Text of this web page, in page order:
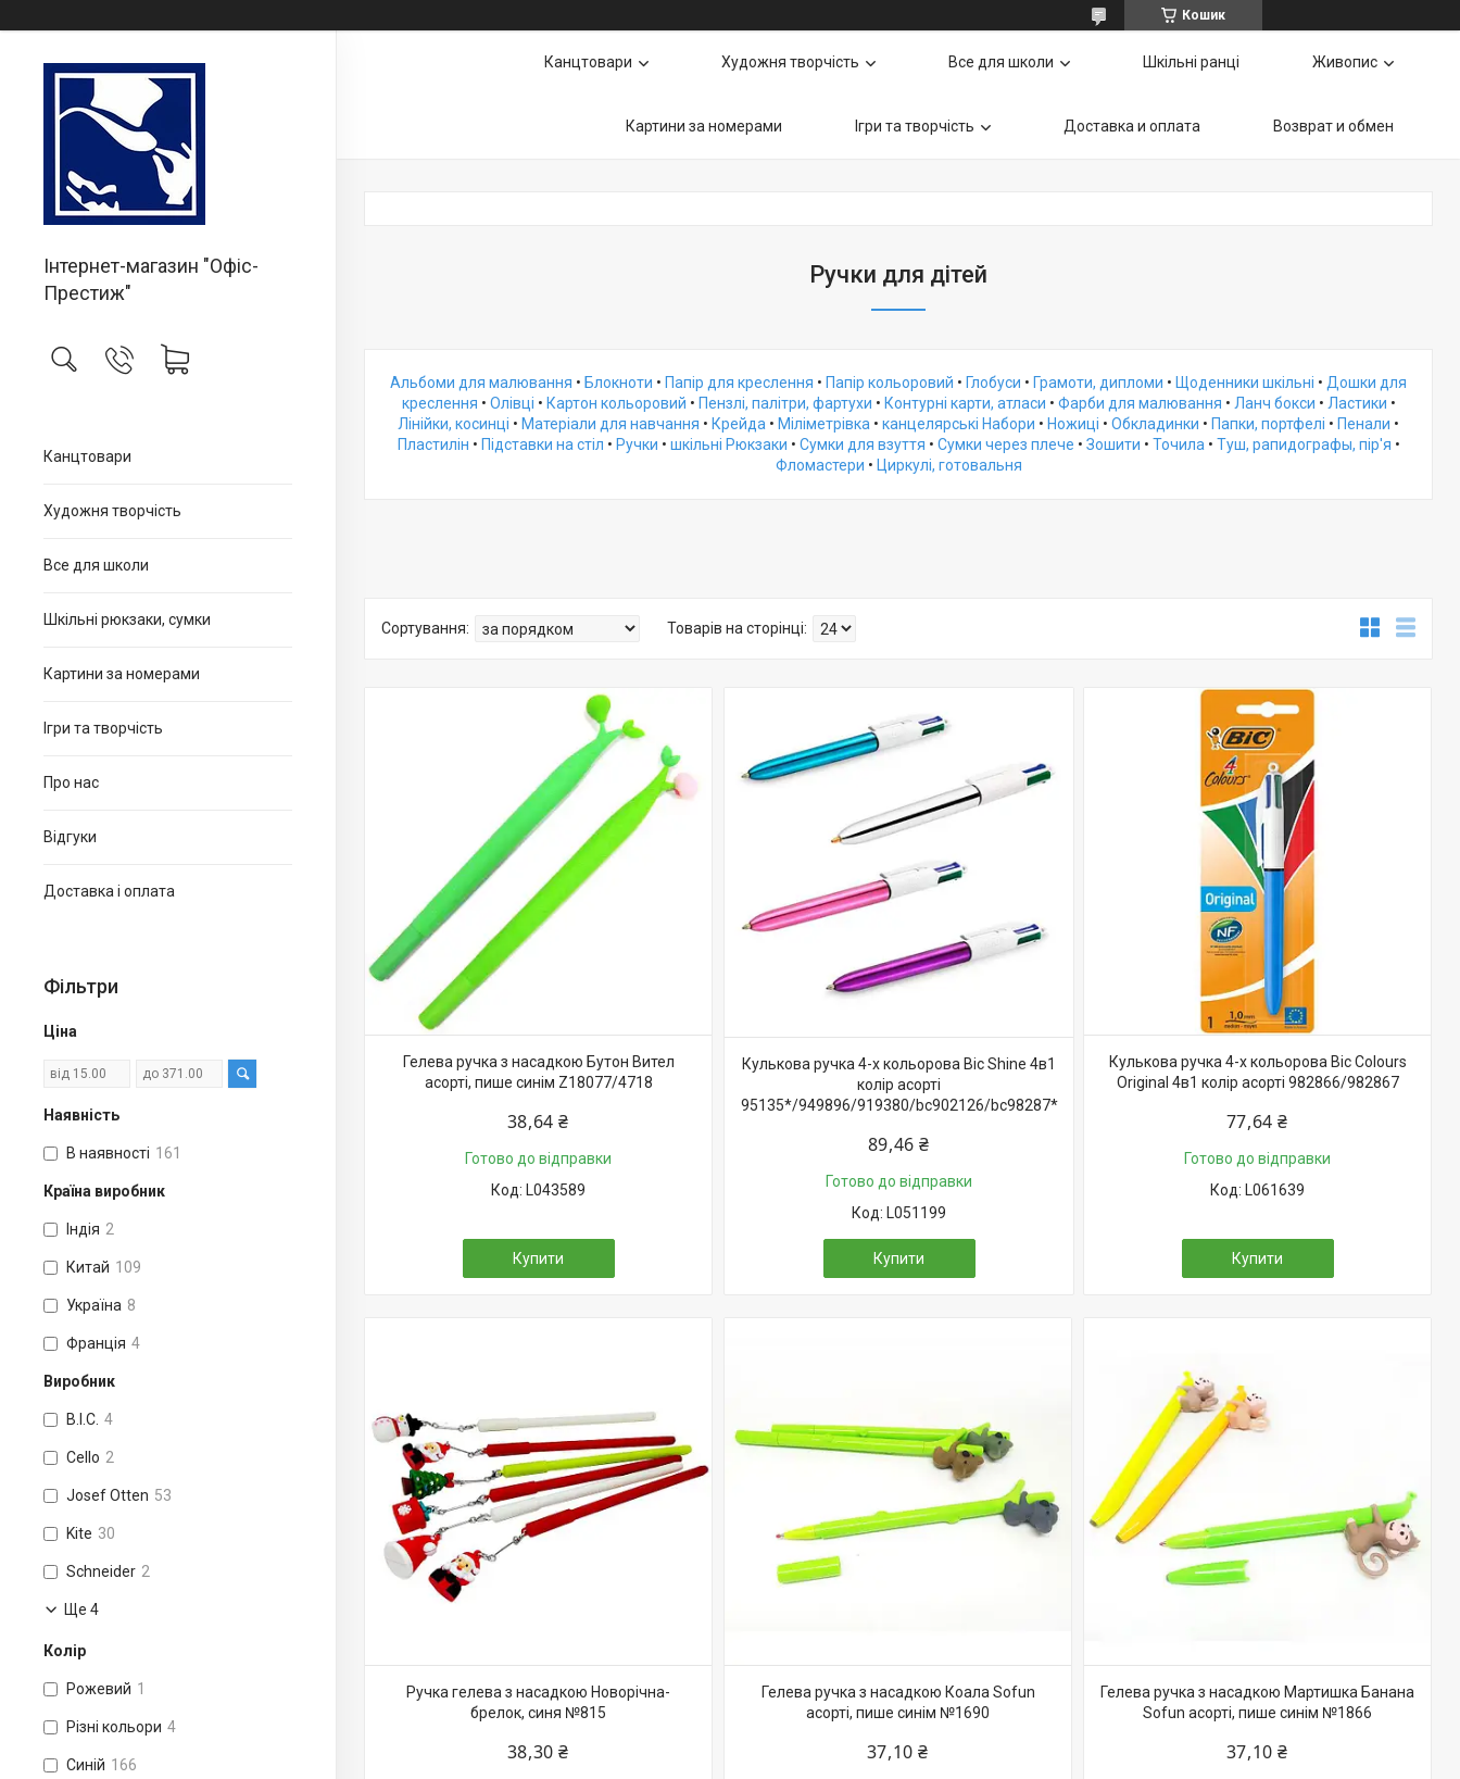
Кошик
Інтернет-магазин "Офіс-
Престиж"
Канцтовари
Художня творчість
Все для школи
Шкільні рюкзаки, сумки
Картини за номерами
Ігри та творчість
Про нас
Відгуки
Доставка і оплата
Фільтри
Ціна
Наявність
В наявності 161
Країна виробник
Індія 2
Китай 109
Україна 8
Франція 4
Виробник
B.I.C. 4
Cello 2
Josef Otten 53
Kite 30
Schneider 2
Ще 4
Колір
Рожевий 1
Різні кольори 4
Синій 166
Канцтовари Художня творчість Все для школи Шкільні ранці Живопис
Картини за номерами Ігри та творчість Доставка и оплата Возврат и обмен
Ручки для дітей
Альбоми для малювання • Блокноти • Папір для креслення • Папір кольоровий • Глобуси • Грамоти, дипломи • Щоденники шкільні • Дошки для
креслення • Олівці • Картон кольоровий • Пензлі, палітри, фартухи • Контурні карти, атласи • Фарби для малювання • Ланч бокси • Ластики •
Лінійки, косинці • Матеріали для навчання • Крейда • Міліметрівка • канцелярські Набори • Ножиці • Обкладинки • Папки, портфелі • Пенали •
Пластилін • Підставки на стіл • Ручки • шкільні Рюкзаки • Сумки для взуття • Сумки через плече • Зошити • Точила • Туш, рапидографы, пір'я •
Фломастери • Циркулі, готовальня
Гелева ручка з насадкою Бутон Вител
асорті, пише синім Z18077/4718
38,64 ₴
Готово до відправки
L043589
Купити
Кулькова ручка 4-х кольорова Bic Shine 4в1
колір асорті
95135*/949896/919380/bc902126/bc98287*
89,46 ₴
Готово до відправки
L051199
Купити
Кулькова ручка 4-х кольорова Bic Colours
Original 4в1 колір асорті 982866/982867
77,64 ₴
Готово до відправки
L061639
Купити
Ручка гелева з насадкою Новорічна-
брелок, синя №815
38,30 ₴
Гелева ручка з насадкою Коала Sofun
асорті, пише синім №1690
37,10 ₴
Гелева ручка з насадкою Мартишка Банана
Sofun асорті, пише синім №1866
37,10 ₴